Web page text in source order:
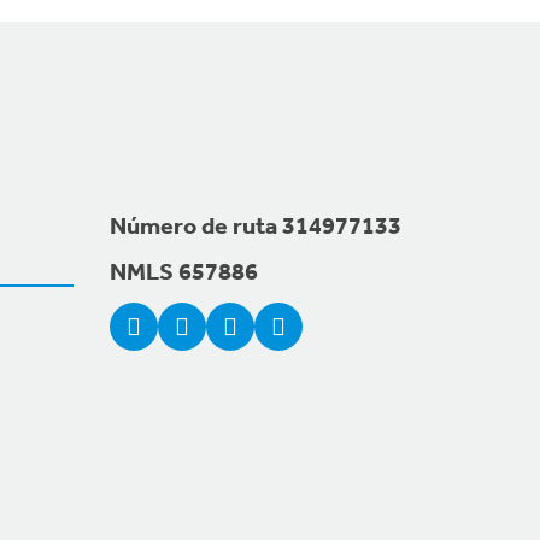
Número de ruta 314977133
NMLS 657886